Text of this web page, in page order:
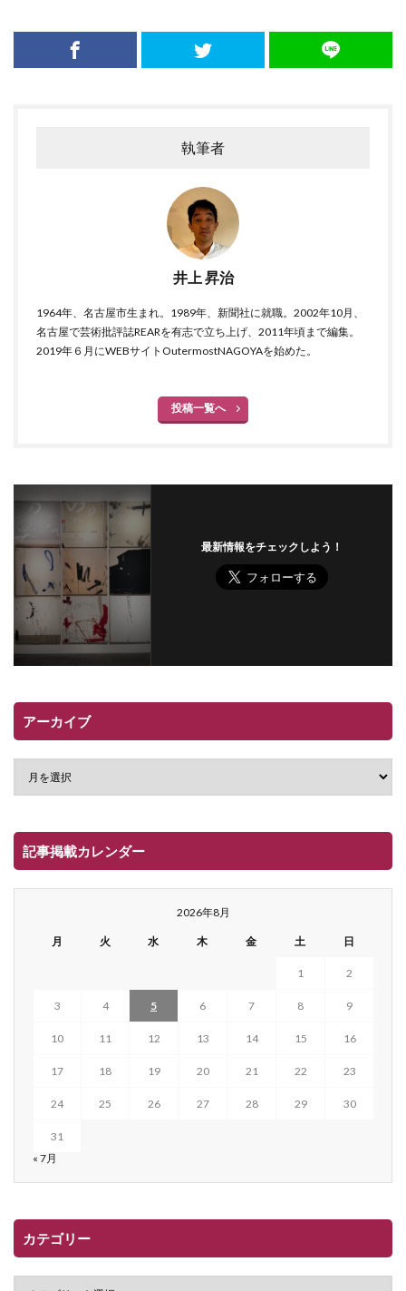
執筆者
井上 昇治
1964年、名古屋市生まれ。1989年、新聞社に就職。2002年10月、
名古屋で芸術批評誌REARを有志で立ち上げ、2011年頃まで編集。
2019年６月にWEBサイトOutermostNAGOYAを始めた。
投稿一覧へ
最新情報をチェックしよう！
アーカイブ
記事掲載カレンダー
2026年8月
月 火 水 木 金 土 日
1 2
3 4 5 6 7 8 9
10 11 12 13 14 15 16
17 18 19 20 21 22 23
24 25 26 27 28 29 30
31
« 7月
カテゴリー